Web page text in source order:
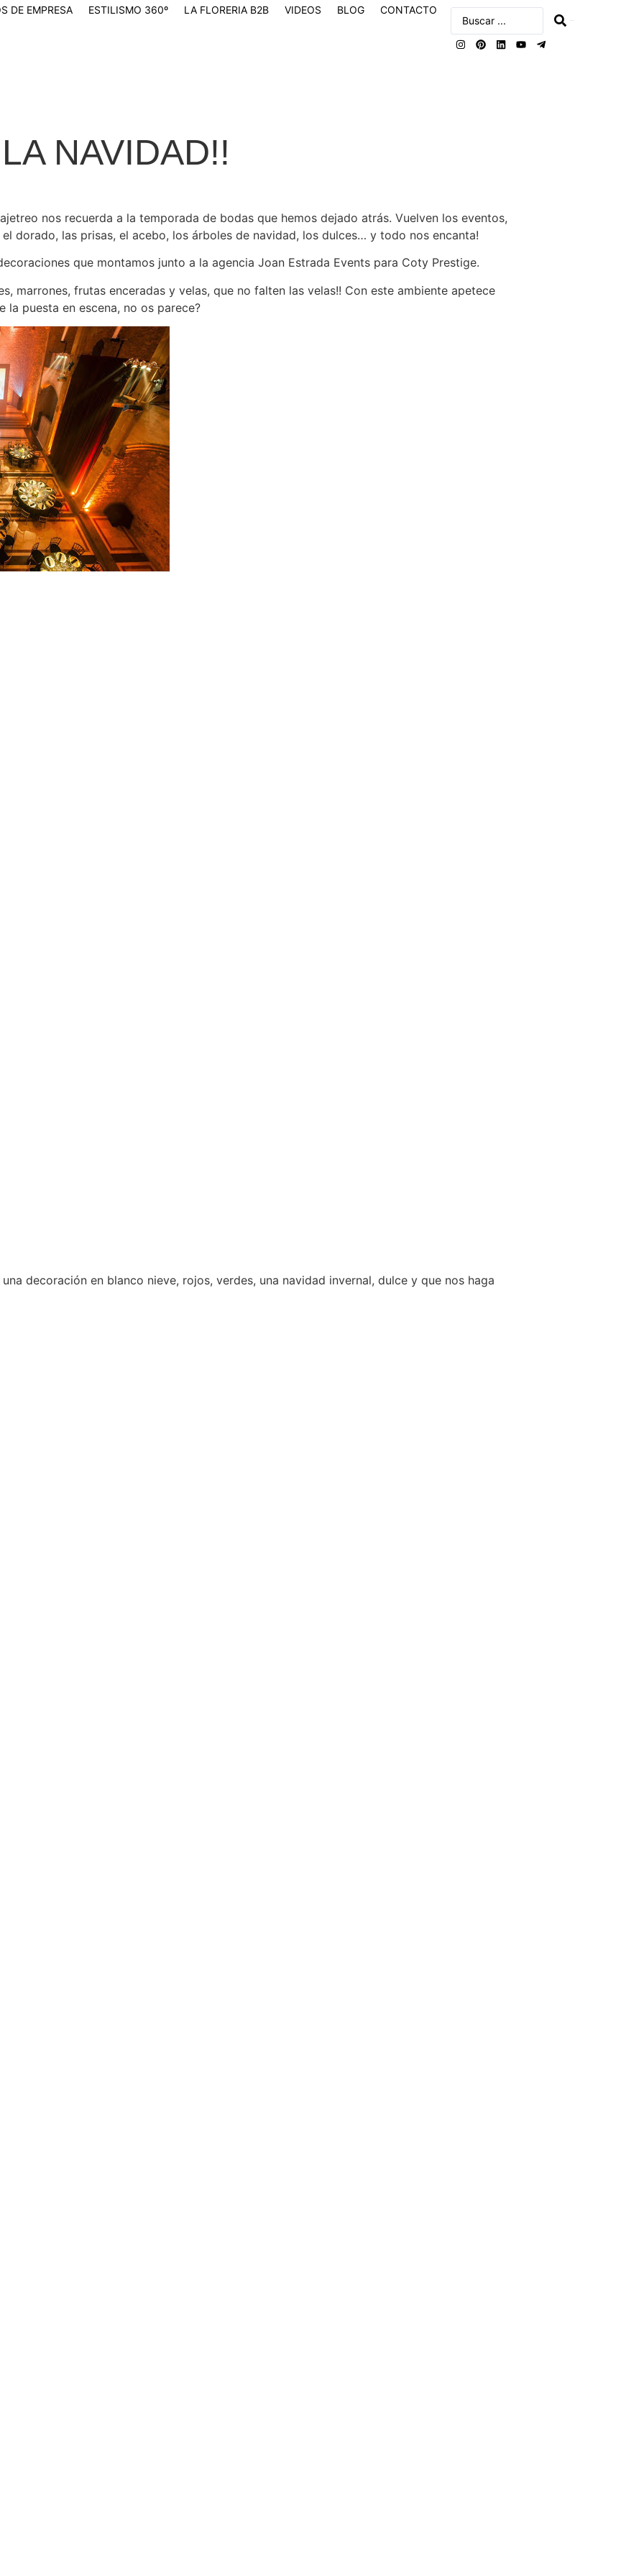
DE EMPRESA ESTILISMO 360º LA FLORERIA B2B VIDEOS BLOG CONTACTO
NAVIDAD!!
nos recuerda a la temporada de bodas que hemos dejado atrás. Vuelven los eventos,
dorado, las prisas, el acebo, los árboles de navidad, los dulces… y todo nos encanta!
que montamos junto a la agencia Joan Estrada Events para Coty Prestige.
marrones, frutas enceradas y velas, que no falten las velas!! Con este ambiente apetece
puesta en escena, no os parece?
decoración en blanco nieve, rojos, verdes, una navidad invernal, dulce y que nos haga